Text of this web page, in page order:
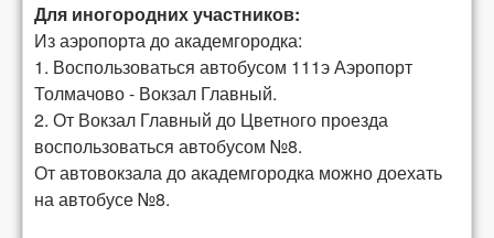
Для иногородних участников:
Из аэропорта до академгородка:
1. Воспользоваться автобусом 111э Аэропорт
Толмачово - Вокзал Главный.
2. От Вокзал Главный до Цветного проезда
воспользоваться автобусом №8.
От автовокзала до академгородка можно доехать
на автобусе №8.